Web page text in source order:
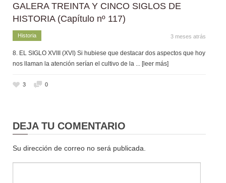
GALERA TREINTA Y CINCO SIGLOS DE
HISTORIA (Capítulo nº 117)
Historia 3 meses atrás
8. EL SIGLO XVIII (XVI) Si hubiese que destacar dos aspectos que hoy
nos llaman la atención serían el cultivo de la
... [leer más]
3 0
DEJA TU COMENTARIO
Su dirección de correo no será publicada.